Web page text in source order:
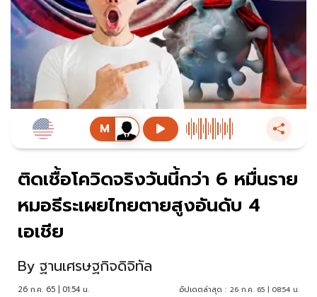
ติดเชื้อโควิดจริงวันนี้กว่า 6 หมื่นราย
หมอธีระเผยไทยตายสูงอันดับ 4
เอเชีย
By ฐานเศรษฐกิจดิจิทัล
26 ก.ค. 65 | 01:54 น. อัปเดตล่าสุด : 26 ก.ค. 65 | 08:54 น.